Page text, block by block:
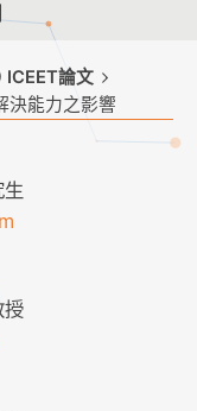
ICEET論文
決能力之影響
授